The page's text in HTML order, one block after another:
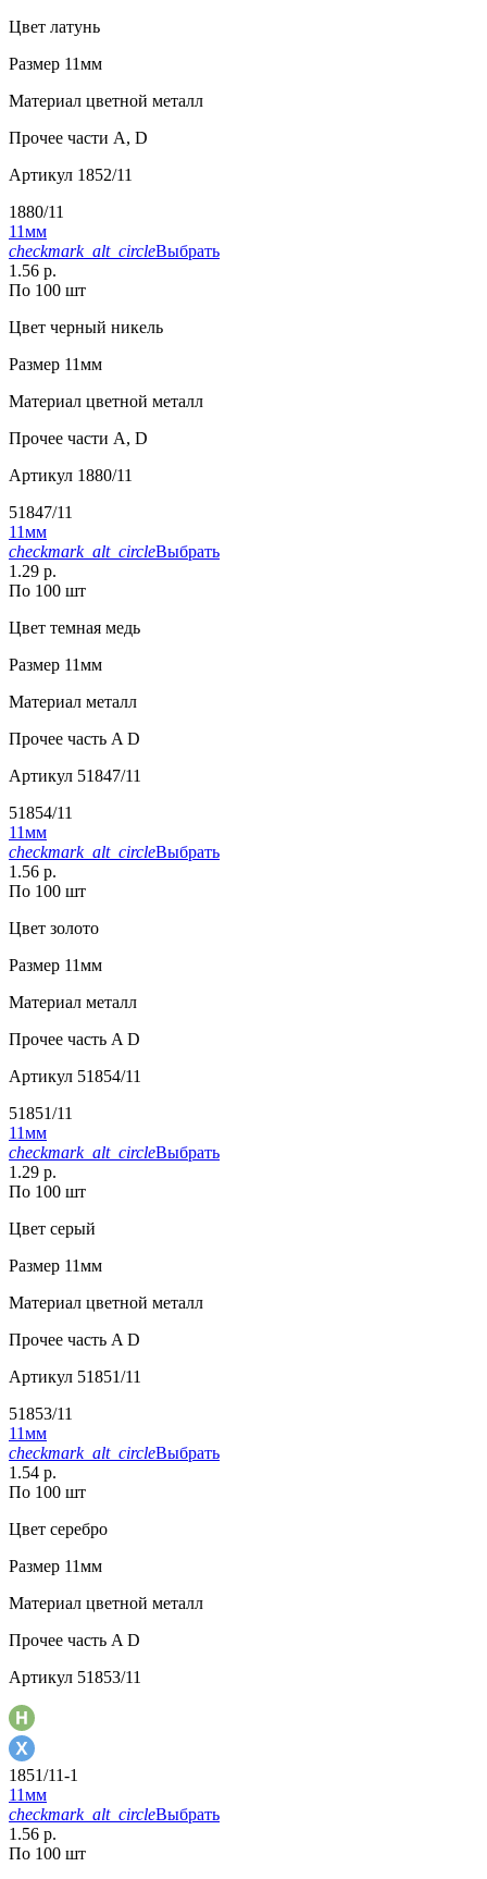
Цвет латунь
Размер 11мм
Материал цветной металл
Прочее части А, D
Артикул 1852/11
1880/11
11мм
checkmark_alt_circleВыбрать
1.56 р.
По 100 шт
Цвет черный никель
Размер 11мм
Материал цветной металл
Прочее части А, D
Артикул 1880/11
51847/11
11мм
checkmark_alt_circleВыбрать
1.29 р.
По 100 шт
Цвет темная медь
Размер 11мм
Материал металл
Прочее часть A D
Артикул 51847/11
51854/11
11мм
checkmark_alt_circleВыбрать
1.56 р.
По 100 шт
Цвет золото
Размер 11мм
Материал металл
Прочее часть A D
Артикул 51854/11
51851/11
11мм
checkmark_alt_circleВыбрать
1.29 р.
По 100 шт
Цвет серый
Размер 11мм
Материал цветной металл
Прочее часть A D
Артикул 51851/11
51853/11
11мм
checkmark_alt_circleВыбрать
1.54 р.
По 100 шт
Цвет серебро
Размер 11мм
Материал цветной металл
Прочее часть A D
Артикул 51853/11
1851/11-1
11мм
checkmark_alt_circleВыбрать
1.56 р.
По 100 шт